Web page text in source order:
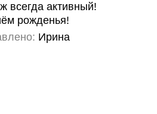
всегда активный!
рожденья!
Ирина